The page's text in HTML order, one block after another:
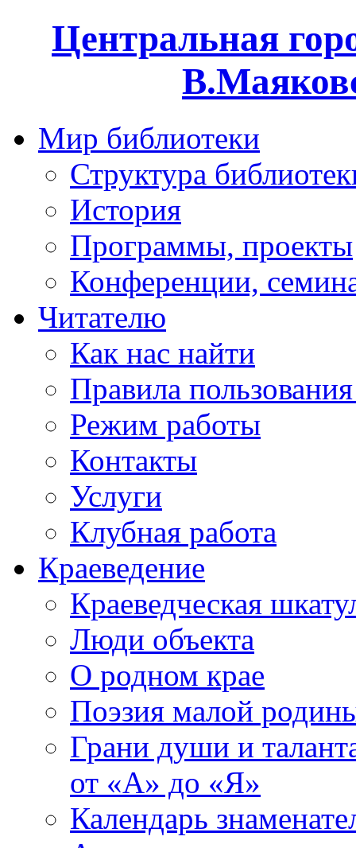
Центральная
Мир библиотеки
Структура
История
Программы, проекты
Конференции,
Читателю
Как нас найти
Правила
Режим работы
Контакты
Услуги
Клубная работа
Краеведение
Краеведческая
Люди объекта
О родном крае
Поэзия малой
Грани души и
от «А» до «Я»
Календарь